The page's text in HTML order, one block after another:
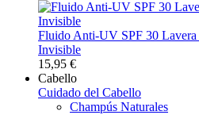
Fluido Anti-UV SPF 30 Lavera
Invisible
15,95 €
Cabello
Cuidado del Cabello
Champús Naturales